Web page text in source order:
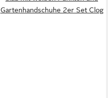
Gartenhandschuhe 2er Set Clog